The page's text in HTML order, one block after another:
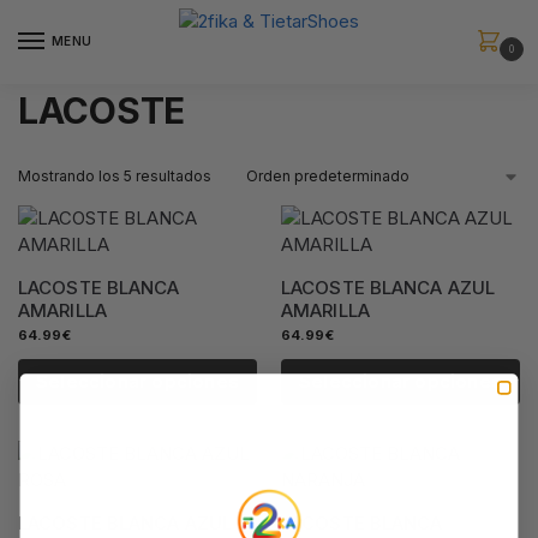
MENU
0
LACOSTE
Mostrando los 5 resultados
LACOSTE BLANCA
AMARILLA
64.99€
Seleccionar opciones
LACOSTE BLANCA AZUL
AMARILLA
64.99€
Seleccionar opciones
LACOSTE BLANCA AZUL
LACOSTE BLANCA